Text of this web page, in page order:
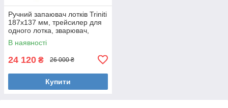
Ручний запаювач лотків Triniti
187х137 мм, трейсилер для
одного лотка, зварювач,
пакувальне обладнання
В наявності
24 120 ₴ 26 000 ₴
Купити